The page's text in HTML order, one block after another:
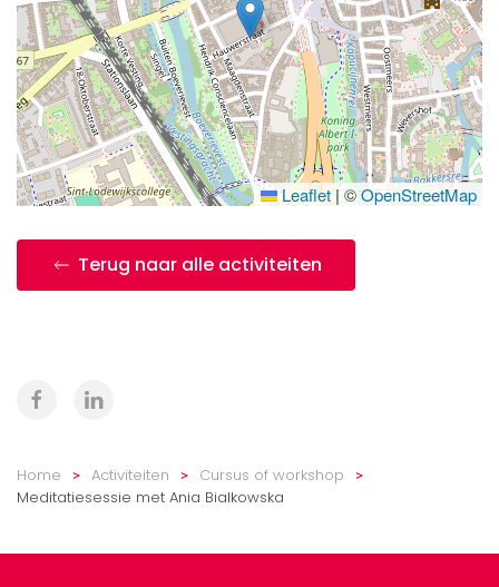
Leaflet |©OpenStreetMap
Terug naar alle activiteiten
Home Activiteiten
Cursus of workshop
Meditatiesessie met Ania Bialkowska